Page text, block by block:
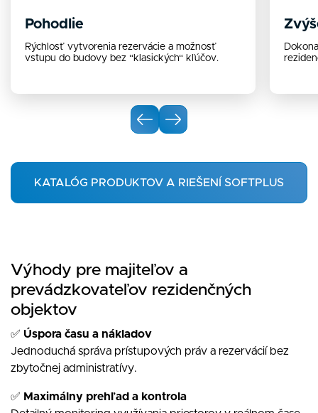
Pohodlie
Rýchlosť vytvorenia rezervácie a možnosť
vstupu do budovy bez “klasických“ kľúčov.
KATALÓG PRODUKTOV A RIEŠENÍ SOFTPLUS
Výhody pre majiteľov a
prevádzkovateľov rezidenčných
objektov
✅ Úspora času a nákladov
Jednoduchá správa prístupových práv a rezervácií bez
zbytočnej administratívy.
✅ Maximálny prehľad a kontrola